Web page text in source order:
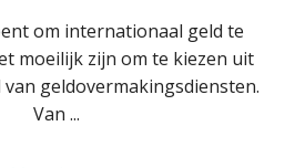
om internationaal geld te
moeilijk zijn om te kiezen uit
geldovermakingsdiensten.
Van ...